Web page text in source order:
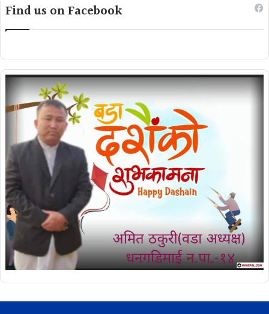
Find us on Facebook